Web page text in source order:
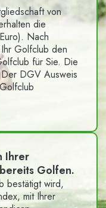
von
die
Nach
Golfclub den
für Sie. Die
DGV Ausweis
Ihrer
Golfen.
bestätigt wird,
mit Ihrer